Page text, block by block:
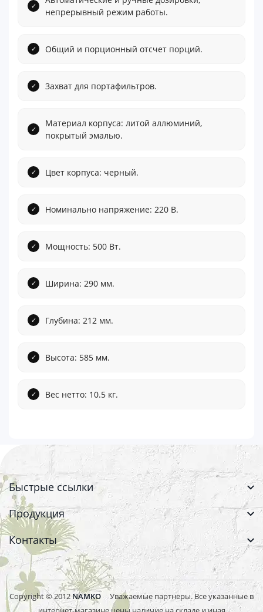
непрерывный режим работы.
Общий и порционный отсчет порций.
Захват для портафильтров.
Материал корпуса: литой аллюминий,
покрытый эмалью.
Цвет корпуса: черный.
Номинально напряжение: 220 В.
Мощность: 500 Вт.
Ширина: 290 мм.
Глубина: 212 мм.
Высота: 585 мм.
Вес нетто: 10.5 кг.
Быстрые ссылки
Продукция
Контакты
Copyright © 2012 NAMKO Уважаемые партнеры. Все указанные в